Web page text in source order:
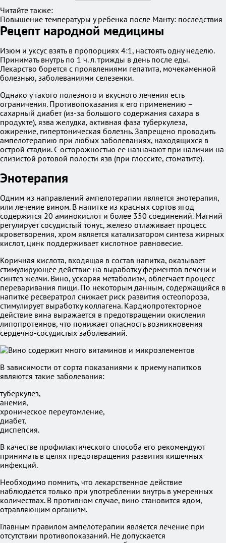
Читайте также:
Повышение температуры у ребенка после Манту: последствия
Рецепт народной медицины
Изюм и уксус взять в пропорциях 4:1, настоять одну неделю.
Принимать внутрь по 1 ч. л. трижды в день после еды.
Лекарство борется с проявлениями гепатита, мочекаменной
болезнью, заболеваниями селезенки.
Однако у такого полезного и вкусного лечения есть
ограничения. Противопоказания к его применению –
сахарный диабет (из-за большого содержания сахара в
продукте), язва желудка, активная фаза туберкулеза,
ожирение, гипертоническая болезнь. Запрещено проводить
ампелотерапию при любых заболеваниях, находящихся в
острой стадии. С осторожностью ее назначают при наличии на
слизистой ротовой полости язв (при глоссите, стоматите).
Энотерапия
Одним из направлений ампелотерапии является энотерапия,
или лечение вином. В напитке из красных сортов ягод
содержится 20 аминокислот и более 350 соединений. Магний
регулирует сосудистый тонус, железо отлаживает процесс
кроветворения, хром является катализатором синтеза жирных
кислот, цинк поддерживает кислотное равновесие.
Коричная кислота, входящая в состав напитка, оказывает
стимулирующее действие на выработку ферментов печени и
синтез желчи. Вино, ускоряя метаболизм, облегчает процесс
переваривания пищи. По некоторым данным, содержащийся в
напитке ресвератрол снижает риск развития остеопороза,
стимулирует выработку коллагена. Кардиопротекторное
действие вина выражается в предотвращении окисления
липопротеинов, что понижает опасность возникновения
сердечно-сосудистых заболеваний.
В зависимости от сорта показаниями к приему напитков
являются такие заболевания:
туберкулез,
анемия,
хроническое переутомление,
диабет,
диспепсия.
В качестве профилактического способа его рекомендуют
принимать в целях предотвращения развития кишечных
инфекций.
Необходимо помнить, что лекарственное действие
наблюдается только при употреблении внутрь в умеренных
количествах. В противном случае, вино становится ядом,
отравляющим организм.
Главным правилом ампелотерапии является лечение при
отсутствии противопоказаний. Не допускается